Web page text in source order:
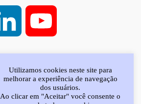
e
b
t
a
i
n
o
u
Utilizamos cookies neste site para
melhorar a experiência de navegação
dos usuários.
Ao clicar em "Aceitar" você consente o